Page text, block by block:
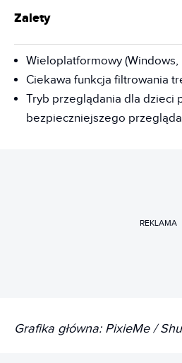
Zalety
Wieloplatformowy (Windows,
Ciekawa funkcja filtrowania
Tryb przeglądania dla dzieci
bezpieczniejszego
REKLAMA
Grafika główna: PixieMe /